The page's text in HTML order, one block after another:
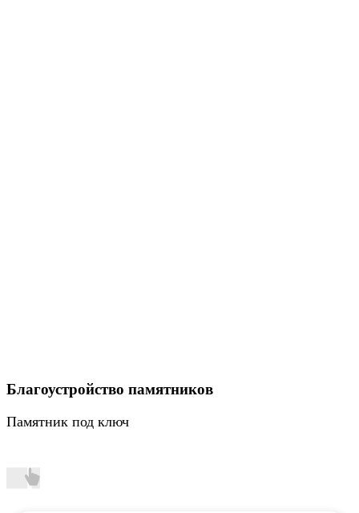
Благоустройство памятников
Памятник под ключ